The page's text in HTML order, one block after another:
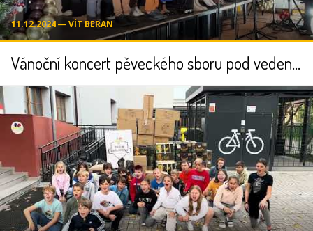
11.12.2024 ― VÍT BERAN
Vánoční koncert pěveckého sboru pod vedením Dalibora Havlíčka a Nikoly Nehilčové - 12.12.2024